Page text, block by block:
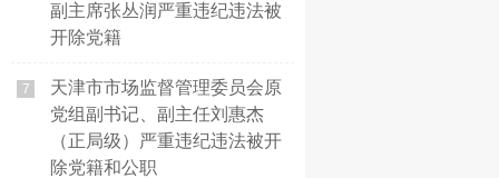
副主席张丛润严重违纪违法被
开除党籍
7
天津市市场监督管理委员会原
党组副书记、副主任刘惠杰
（正局级）严重违纪违法被开
除党籍和公职